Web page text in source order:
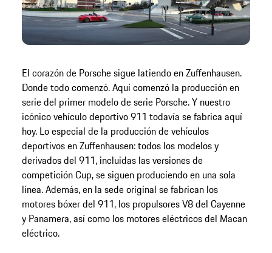
El corazón de Porsche sigue latiendo en Zuffenhausen.
Donde todo comenzó. Aquí comenzó la producción en
serie del primer modelo de serie Porsche. Y nuestro
icónico vehículo deportivo 911 todavía se fabrica aquí
hoy. Lo especial de la producción de vehículos
deportivos en Zuffenhausen: todos los modelos y
derivados del 911, incluidas las versiones de
competición Cup, se siguen produciendo en una sola
línea. Además, en la sede original se fabrican los
motores bóxer del 911, los propulsores V8 del Cayenne
y Panamera, así como los motores eléctricos del Macan
eléctrico.